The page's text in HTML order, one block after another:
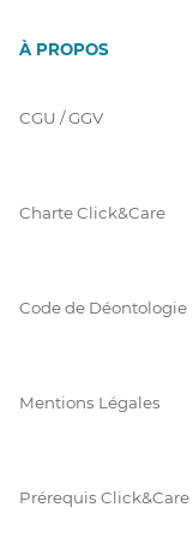
À PROPOS
CGU / GGV
Charte Click&Care
Code de Déontologie
Mentions Légales
Prérequis Click&Care